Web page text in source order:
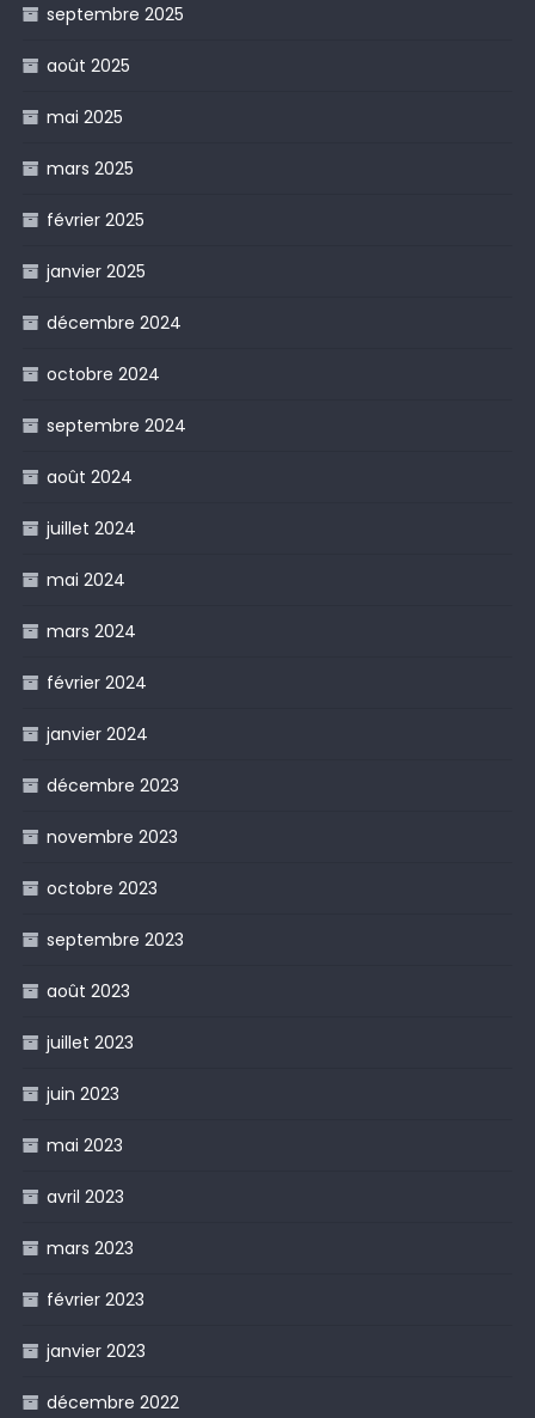
septembre 2025
août 2025
mai 2025
mars 2025
février 2025
janvier 2025
décembre 2024
octobre 2024
septembre 2024
août 2024
juillet 2024
mai 2024
mars 2024
février 2024
janvier 2024
décembre 2023
novembre 2023
octobre 2023
septembre 2023
août 2023
juillet 2023
juin 2023
mai 2023
avril 2023
mars 2023
février 2023
janvier 2023
décembre 2022